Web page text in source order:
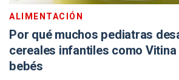
ALIMENTACIÓN
Por qué muchos pediatras
cereales infantiles como
bebés